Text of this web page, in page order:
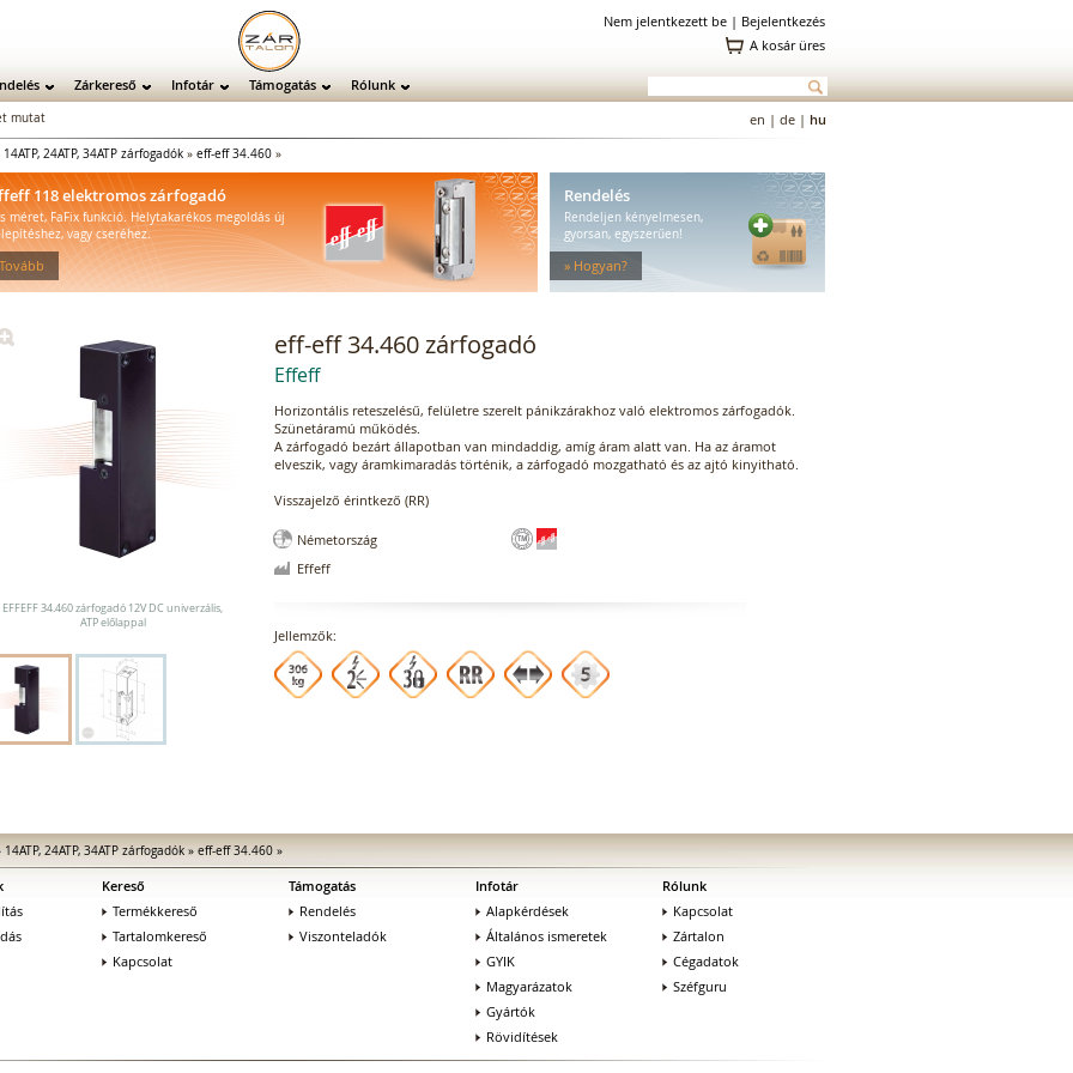
Nem jelentkezett be | Bejelentkezés
A kosár üres
Zárkereső Infotár Támogatás Rólunk
mutat en | de | hu
14ATP, 24ATP, 34ATP zárfogadók » eff-eff 34.460 »
118 elektromos zárfogadó
méret, FaFix funkció. Helytakarékos megoldás új
vagy cseréhez.
Rendelés
Rendeljen kényelmesen,
gyorsan, egyszerűen!
» Hogyan?
EFFEFF 34.460 zárfogadó 12V DC univerzális,
ATP előlappal
eff-eff 34.460 zárfogadó
Effeff
Horizontális reteszelésű, felületre szerelt pánikzárakhoz való elektromos zárfogadók.
Szünetáramú működés.
A zárfogadó bezárt állapotban van mindaddig, amíg áram alatt van. Ha az áramot
elveszik, vagy áramkimaradás történik, a zárfogadó mozgatható és az ajtó kinyitható.
Visszajelző érintkező (RR)
Németország
Effeff
Jellemzők:
14ATP, 24ATP, 34ATP zárfogadók» eff-eff 34.460»
Kereső
Termékkereső
Tartalomkereső
Kapcsolat
Támogatás
Rendelés
Viszonteladók
Infotár
Alapkérdések
Általános ismeretek
GYIK
Magyarázatok
Gyártók
Rövidítések
Rólunk
Kapcsolat
Zártalon
Cégadatok
Széfguru